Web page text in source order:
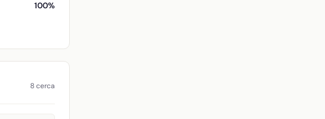
100%
8 cerca